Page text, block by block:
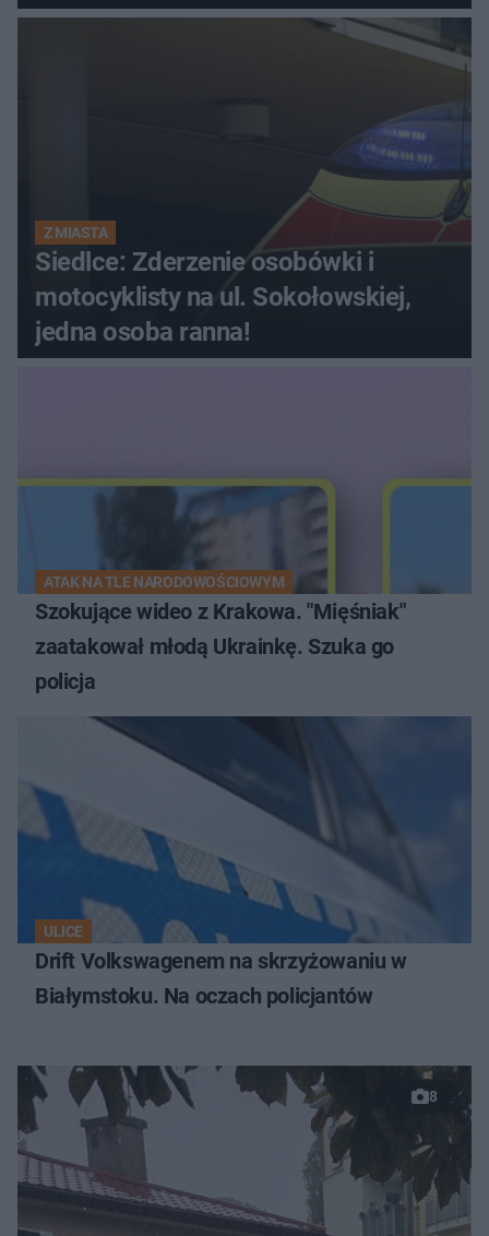
Z MIASTA
Siedlce: Zderzenie osobówki i
motocyklisty na ul. Sokołowskiej,
jedna osoba ranna!
ATAK NA TLE NARODOWOŚCIOWYM
Szokujące wideo z Krakowa. "Mięśniak"
zaatakował młodą Ukrainkę. Szuka go
policja
ULICE
Drift Volkswagenem na skrzyżowaniu w
Białymstoku. Na oczach policjantów
8